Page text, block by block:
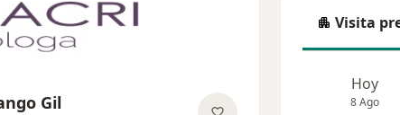
Gil
Visita
Visita
Hoy
8 Ago